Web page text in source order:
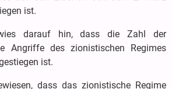
ist.
darauf hin, dass die Zahl der
Angriffe des zionistischen Regimes
ist.
dass das zionistische Regime